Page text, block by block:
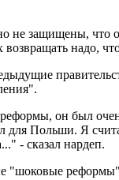
не защищены,
надо,
он был
Польши. Я
- сказал нардеп.
"шоковые